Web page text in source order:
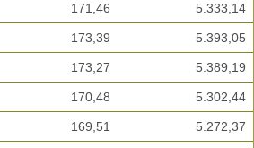
171,46 5.333,14
173,39 5.393,05
173,27 5.389,19
170,48 5.302,44
169,51 5.272,37